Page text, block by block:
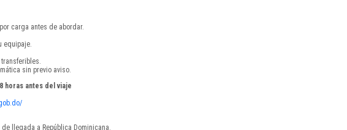
carga antes de abordar.
equipaje.
sin previo aviso.
horas antes del viaje
llegada a República Dominicana.